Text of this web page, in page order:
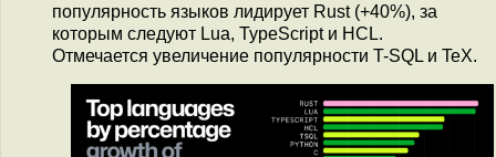
популярность языков лидирует Rust (+40%), за
которым следуют Lua, TypeScript и HСL.
Отмечается увеличение популярности T-SQL и TeX.